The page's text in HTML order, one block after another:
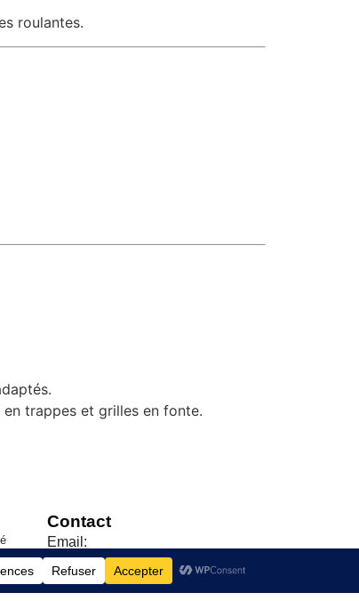
roulantes.
trappes et grilles en fonte.
Contact
Email:
contact@couvercleacier.fr
06 80 40 67 85